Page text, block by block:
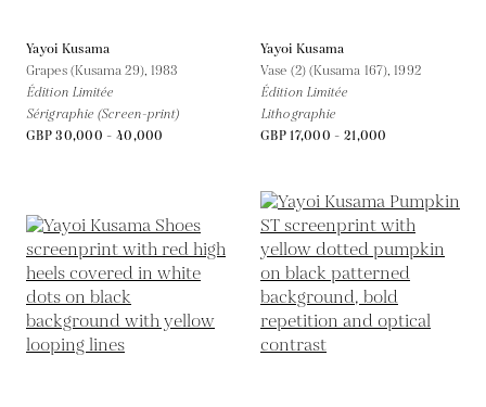
Yayoi Kusama
Grapes (Kusama 29), 1983
Édition Limitée
Sérigraphie (Screen-print)
GBP 30,000 - 40,000
Yayoi Kusama
Vase (2) (Kusama 167),1992
Édition Limitée
Lithographie
GBP 17,000 - 21,000